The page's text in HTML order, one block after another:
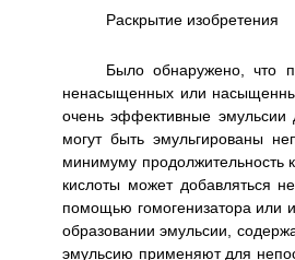
Раскрытие изобретения
Было обнаружено, что
ненасыщенных или
очень эффективные эмульсии
могут быть эмульгированы
минимуму продолжительность
кислоты может добавляться
помощью гомогенизатора или
образовании эмульсии,
эмульсию применяют для